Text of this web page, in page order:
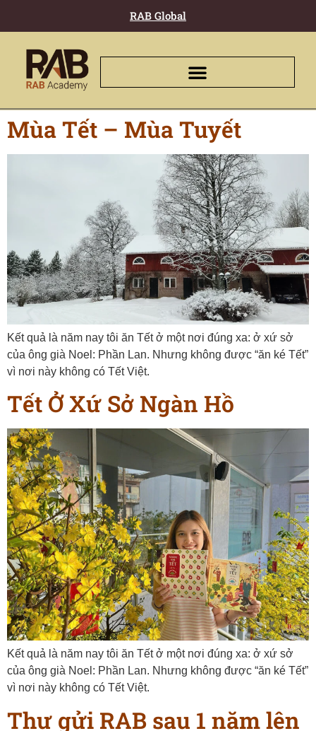
RAB Global
Mùa Tết – Mùa Tuyết
Kết quả là năm nay tôi ăn Tết ở một nơi đúng xa: ở xứ sở
của ông già Noel: Phần Lan. Nhưng không được “ăn ké Tết”
vì nơi này không có Tết Việt.
Tết Ở Xứ Sở Ngàn Hồ
Kết quả là năm nay tôi ăn Tết ở một nơi đúng xa: ở xứ sở
của ông già Noel: Phần Lan. Nhưng không được “ăn ké Tết”
vì nơi này không có Tết Việt.
Thư gửi RAB sau 1 năm lên